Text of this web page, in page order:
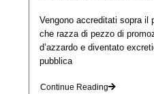
Vengono accreditati sopra il
che razza di pezzo di
d’azzardo e diventato
pubblica
Continue Reading